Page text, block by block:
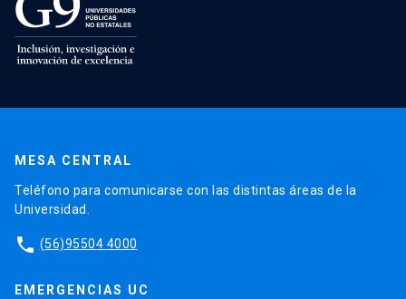
MESA CENTRAL
Teléfono para comunicarse con las distintas áreas de la
Universidad.
phone (56)95504 4000
EMERGENCIAS UC